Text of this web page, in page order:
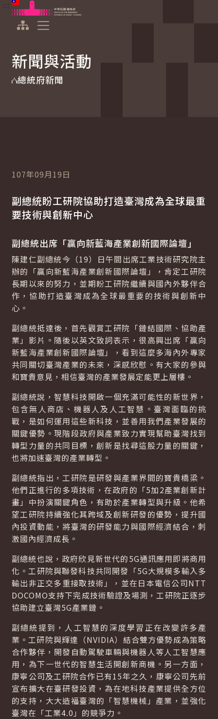
跳到主要內容
中華民國總統府
新聞與活動
總統府新聞
107年09月19日
副總統盼工研院協助打造臺灣成為全球最重
要技術與創新中心
副總統出席「贏向新藍海產業創新國際論壇」
陳建仁副總統今（19）日午間出席工業技術研究院主
辦的「贏向新藍海產業創新國際論壇」，肯定工研院
長期以來的努力，並期盼工研院繼續與國內外夥伴合
作，協助打造臺灣成為全球最重要的技術與創新中
心。
副總統抵達後，首先觀賞工研院「鏈結國際、協助產
業」影片。隨後以英文致詞表示，很高興出席「贏向
新藍海產業創新國際論壇」，看到這麼多海內外專家
共同關切臺灣產業的未來，深感欣慰。有大家的參與
和寶貴意見，相信臺灣的產業發展定能更上層樓。
副總統說，智慧科技開啟一個充滿可能性的新世界，
包含無人商店、機器人及人工智慧。臺灣面臨的挑
戰，是如何運用這些新科技，並善用我們產業發展的
關鍵優勢。現階段政府與產業致力實現幫助臺灣找到
轉型力量的共同目標，創新是找尋這股力量的關鍵，
也將加速臺灣的產業轉型。
副總統指出，工研院是研發與產業界間的寶貴橋梁。
他們正進行的多項技術，在政府的「5加2產業創新計
畫」中扮演關鍵角色，有助於產業轉型與升級。他希
望工研院持續強化其跨域及創新研發的優勢，提升國
內投資動能，將臺灣的研發能力與國際經濟結合，刺
激國內經濟成長。
副總統也說，政府欣見新世代的5G通訊應用即將商用
化。工研院與聯發科技共同開發「5G大規模多輸入多
輸出非正交多重接取技術」，並在日本電信公司NTT
DOCOMO支持下完成技術驗證及場測，工研院正逐步
協助建立臺灣5G產業鏈。
副總統提到，人工智慧的深度學習正在改變許多產
業。工研院與輝達（NVIDIA）結合雙方優勢成為策略
合作夥伴，開發自動駕駛車輛與機器人等人工智慧應
用，為下一世代的智慧生活開創新商機。另一方面，
康寧公司及工研院合作已有15年之久，康寧公司先前
宣布擴大在臺研發投資，為在地科技產業提供全方位
的支持，大大造福臺灣的「智慧機械」產業，並強化
臺灣在「工業4.0」的競爭力。